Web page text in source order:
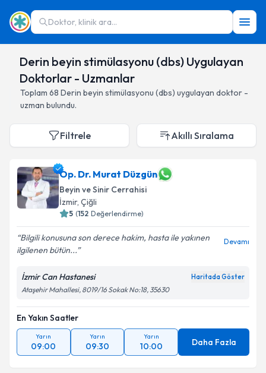
Doktor, klinik ara...
Derin beyin stimülasyonu (dbs) Uygulayan
Doktorlar - Uzmanlar
Toplam 68 Derin beyin stimülasyonu (dbs) uygulayan doktor -
uzman bulundu.
Filtrele Akıllı Sıralama
Op. Dr. Murat Düzgün
Beyin ve Sinir Cerrahisi
İzmir, Çiğli
5 (152 Değerlendirme)
Bilgili konusuna son derece hakim, hasta ile yakınen
ilgilenen bütün...
Devamı
İzmir Can Hastanesi Haritada Göster
Ataşehir Mahallesi, 8019/16 Sokak No:18, 35630
En Yakın Saatler
Yarın
09:00
Yarın
09:30
Yarın
10:00 Daha Fazla